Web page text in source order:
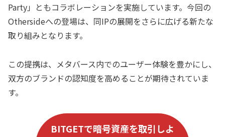
Party」ともコラボレーションを実施しています。今回の
Othersideへの登場は、同IPの展開をさらに広げる新たな
取り組みとなります。
この提携は、メタバース内でのユーザー体験を豊かにし、
双方のブランドの認知度を高めることが期待されていま
す。
BITGETで暗号資産を取引しよ